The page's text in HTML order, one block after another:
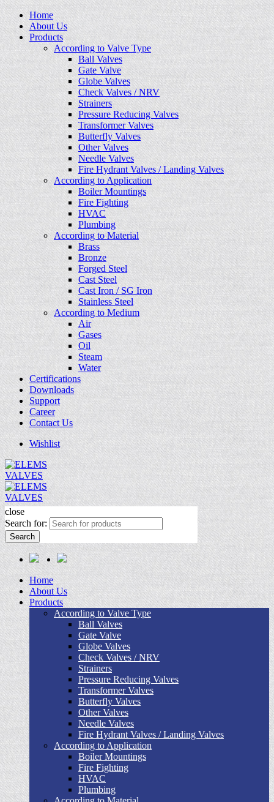
Home
About Us
Products
According to Valve Type
Ball Valves
Gate Valve
Globe Valves
Check Valves / NRV
Strainers
Pressure Reducing Valves
Transformer Valves
Butterfly Valves
Other Valves
Needle Valves
Fire Hydrant Valves / Landing Valves
According to Application
Boiler Mountings
Fire Fighting
HVAC
Plumbing
According to Material
Brass
Bronze
Forged Steel
Cast Steel
Cast Iron / SG Iron
Stainless Steel
According to Medium
Air
Gases
Oil
Steam
Water
Certifications
Downloads
Support
Career
Contact Us
Wishlist
close
Search for:
Search
Home
About Us
Products
According to Valve Type
Ball Valves
Gate Valve
Globe Valves
Check Valves / NRV
Strainers
Pressure Reducing Valves
Transformer Valves
Butterfly Valves
Other Valves
Needle Valves
Fire Hydrant Valves / Landing Valves
According to Application
Boiler Mountings
Fire Fighting
HVAC
Plumbing